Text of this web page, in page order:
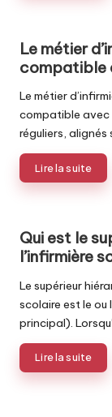
eLe métier
compatible
Le métier
compatible avec
réguliers, alignés
Lire la suite
Qui est le
l’infirmière
Le supérieur
scolaire est le ou
principal).
Lire la suite